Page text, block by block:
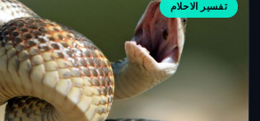
تفسير الاحلام